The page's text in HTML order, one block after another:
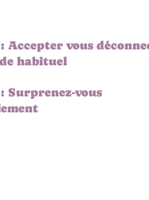
Accepter vous
habituel
Surprenez-vous